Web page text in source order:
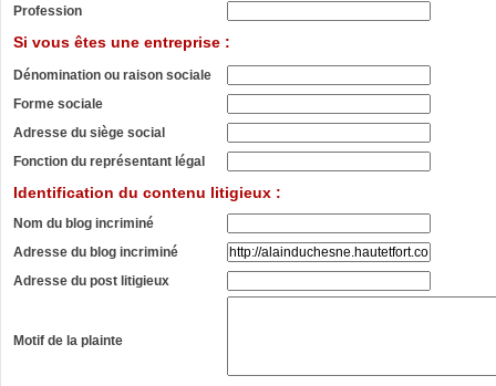
Profession
Si vous êtes une entreprise :
Dénomination ou raison sociale
Forme sociale
Adresse du siège social
Fonction du représentant légal
Identification du contenu litigieux :
Nom du blog incriminé
Adresse du blog incriminé
Adresse du post litigieux
Motif de la plainte